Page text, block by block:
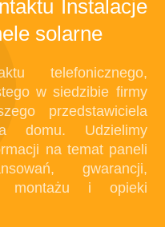
Instalacje
solarne
telefonicznego,
w siedzibie firmy
przedstawiciela
domu. Udzielimy
na temat paneli
gwarancji,
montażu i opieki